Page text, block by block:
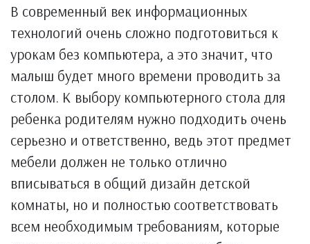
В современный век информационных
технологий очень сложно подготовиться к
урокам без компьютера, а это значит, что
малыш будет много времени проводить за
столом. К выбору компьютерного стола для
ребенка родителям нужно подходить очень
серьезно и ответственно, ведь этот предмет
мебели должен не только отлично
вписываться в общий дизайн детской
комнаты, но и полностью соответствовать
всем необходимым требованиям, которые